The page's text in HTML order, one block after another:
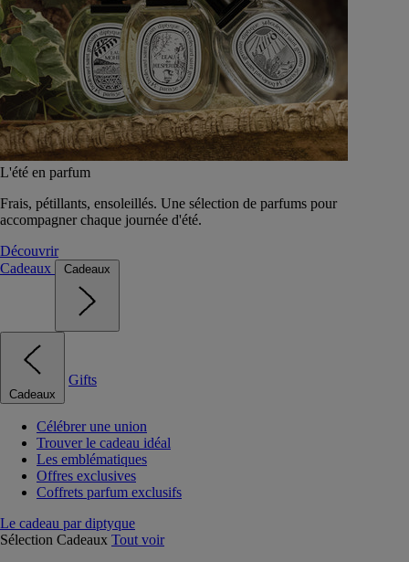
L'été en parfum
Frais, pétillants, ensoleillés. Une sélection de parfums pour
accompagner chaque journée d'été.
Découvrir
Cadeaux
Cadeaux
Cadeaux
Gifts
Célébrer une union
Trouver le cadeau idéal
Les emblématiques
Offres exclusives
Coffrets parfum exclusifs
Le cadeau par diptyque
Sélection Cadeaux Tout voir